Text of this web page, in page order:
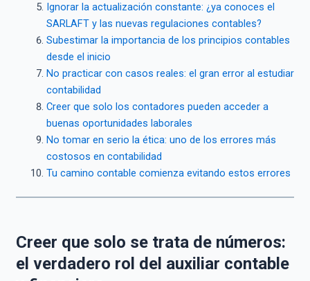
Ignorar la actualización constante: ¿ya conoces el
SARLAFT y las nuevas regulaciones contables?
Subestimar la importancia de los principios contables
desde el inicio
No practicar con casos reales: el gran error al estudiar
contabilidad
Creer que solo los contadores pueden acceder a
buenas oportunidades laborales
No tomar en serio la ética: uno de los errores más
costosos en contabilidad
Tu camino contable comienza evitando estos errores
Creer que solo se trata de números:
el verdadero rol del auxiliar contable